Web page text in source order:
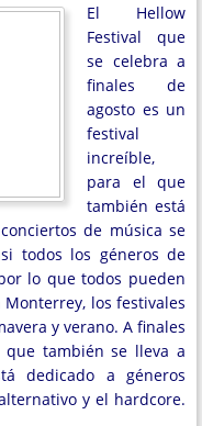
El Hellow
Festival que
se celebra a
finales de
agosto es un
festival
increíble,
para el que
también está
de música se
todos los géneros de
lo que todos pueden
los festivales
y verano. A finales
también se lleva a
dedicado a géneros
y el hardcore.